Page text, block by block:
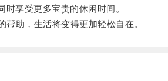
时享受更多宝贵的休闲时间。
助，生活将变得更加轻松自在。